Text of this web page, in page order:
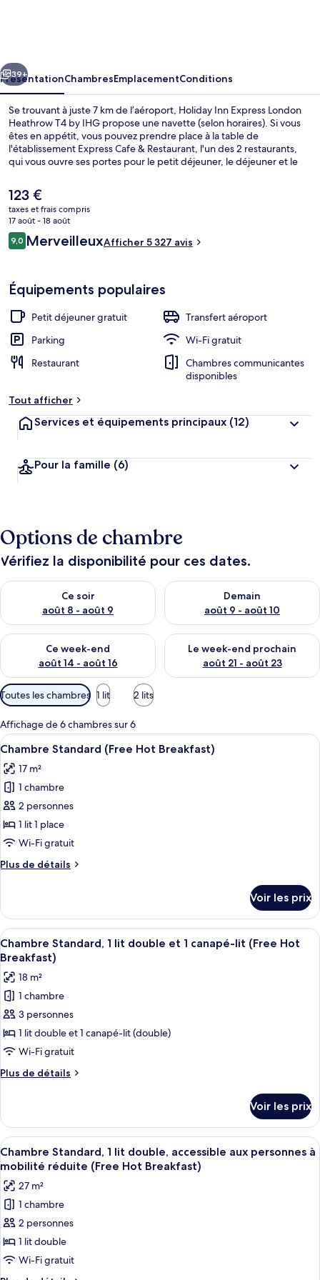
Heathrow
T4
by
IHG
Suivant
39+
PrésentationChambresEmplacementConditions
Se trouvant à juste 7 km de l’aéroport, Holiday Inn Express London
Heathrow T4 by IHG propose une navette (selon horaires). Si vous
êtes en appétit, vous pouvez prendre place à la table de
l'établissement Express Cafe & Restaurant, l'un des 2 restaurants,
qui vous ouvre ses portes pour le petit déjeuner, le déjeuner et le
dizaine de minutes pour rejoindre des sites comme River Thames et
Stade de Twickenham.Les autres voyageurs ne tarissent pas
d'éloges en ce qui concerne la literie de qualité et le personnel
attentionné.
Le
prix
actuel
est
de
123 €
taxes et frais compris
17 août - 18 août
Avis
voyageurs
9,09,0 sur 10
MerveilleuxAfficher 5 327 avis
Équipements populaires
Petit déjeuner gratuit
Transfert aéroport
Parking
Wi-Fi gratuit
Restaurant
Chambres communicantes
disponibles
Tout afficher
Services et équipements principaux (12)
Pour la famille (6)
Options de chambre
Vérifiez la disponibilité pour ces dates.
Ce soir
août 8 - août 9
Vérifier la disponibilité pour ce soir août 8 - août 9
Demain
août 9 - août 10
Vérifier la disponibilité pour
Ce week-end
août 14 - août 16
Vérifier la disponibilité pour ce week-end août 14 - août 16
Le week-end prochain
août 21 - août 23
Vérifier la disponibilité pour
Filtres
disponibles
pour
les
chambres
Toutes les chambres 1 lit 2 lits
Affichage de 6 chambres sur 6
Afficher
toutes
les
photos
pour
ce
type
chambre :
(Free
Hot
Breakfast)
Literie de qualité supérieure,
12
Chambre Standard (Free Hot Breakfast)
17 m²
1 chambre
2 personnes
1 lit 1 place
Wi-Fi gratuit
Plus de détails
Plus
le
type
de
chambre
Standard
(Free
Hot
Breakfast)
Voir les prix
Afficher
toutes
les
photos
pour
ce
type
de
chambre :
Chambre
1
lit
double
et
1
canapé-
lit
(Free
Hot
Breakfast)
Une chambre d’hôtel avec deux lits,
7
Chambre Standard, 1 lit double et 1 canapé-lit (Free Hot
Breakfast)
18 m²
1 chambre
3 personnes
1 lit double et 1 canapé-lit (double)
Wi-Fi gratuit
Plus de détails
Plus
le
type
de
chambre
Standard,
lit
double
et
canapé-
Voir les prix
Afficher
toutes
les
photos
pour
ce
type
de
chambre :
Une chambre d’hôtel moderne
8
Chambre Standard, 1 lit double, accessible aux personnes à
mobilité réduite (Free Hot Breakfast)
27 m²
1 chambre
2 personnes
1 lit double
Wi-Fi gratuit